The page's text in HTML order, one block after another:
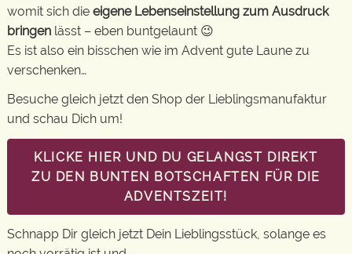
womit sich die eigene Lebenseinstellung zum Ausdruck
bringen lässt – eben buntgelaunt 😉
Es ist also ein bisschen wie im Advent gute Laune zu
verschenken…
Besuche gleich jetzt den Shop der Lieblingsmanufaktur
und schau Dich um!
KLICKE HIER UND DU GELANGST DIREKT
ZU DEN BUNTEN BOTSCHAFTEN FÜR DIE
ADVENTSZEIT!
Schnapp Dir gleich jetzt Dein Lieblingsstück, solange es